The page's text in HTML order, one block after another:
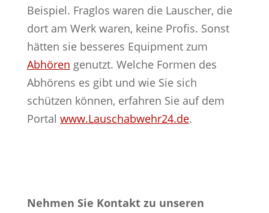
Beispiel. Fraglos waren die Lauscher, die
dort am Werk waren, keine Profis. Sonst
hätten sie besseres Equipment zum
Abhören genutzt. Welche Formen des
Abhörens es gibt und wie Sie sich
schützen können, erfahren Sie auf dem
Portal www.Lauschabwehr24.de.
Nehmen Sie Kontakt zu unseren